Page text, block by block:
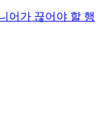
어가 끊어야 할 행